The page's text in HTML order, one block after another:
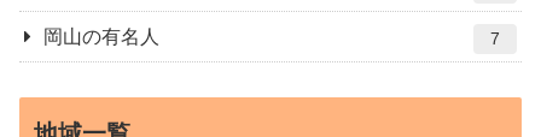
岡山の有名人 7